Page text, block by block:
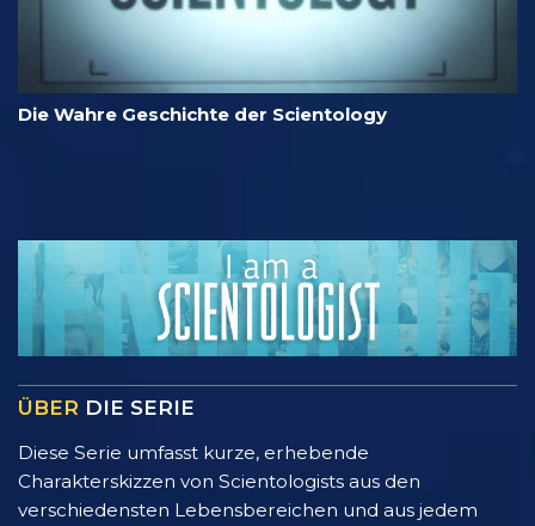
Die Wahre Geschichte der Scientology
ÜBER DIE SERIE
Diese Serie umfasst kurze, erhebende
Charakterskizzen von Scientologists aus den
verschiedensten Lebensbereichen und aus jedem